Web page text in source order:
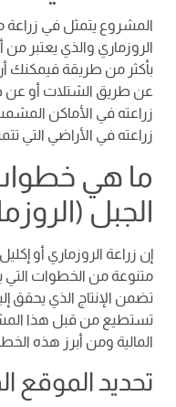
المشروع يتمثل في زراعة
الروزماري والذي يعتبر
بأكثر من طريقة فيمكنك
عن طريق الشتلات أو عن
زراعته في الأماكن
زراعته في الأراضي التي
ما هي
الجبل
إن زراعة الروزماري أو
متنوعة من الخطوات التي
تضمن الإنتاج الذي يحقق
تستطيع من قبل هذا
المالية ومن أبرز هذه
تحديد الموقع